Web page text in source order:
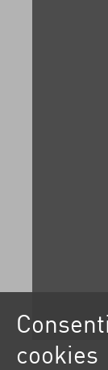
cookies